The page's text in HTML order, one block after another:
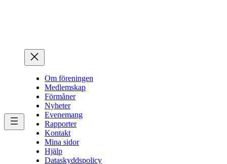
Om föreningen
Medlemskap
Förmåner
Nyheter
Evenemang
Rapporter
Kontakt
Mina sidor
Hjälp
Dataskyddspolicy